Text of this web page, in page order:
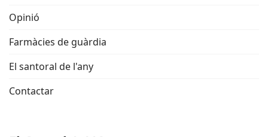
Opinió
Farmàcies de guàrdia
El santoral de l'any
Contactar